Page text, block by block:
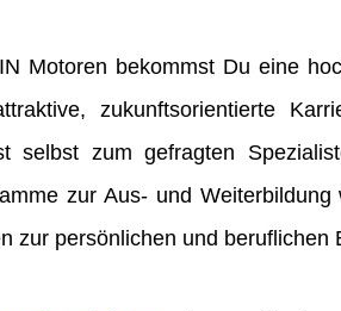
Motoren bekommst Du eine
zukunftsorientierte
selbst zum gefragten
zur Aus- und
zur persönlichen und beruflichen